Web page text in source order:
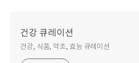
건강 큐레이션
건강, 식품, 약초, 효능 큐레이션